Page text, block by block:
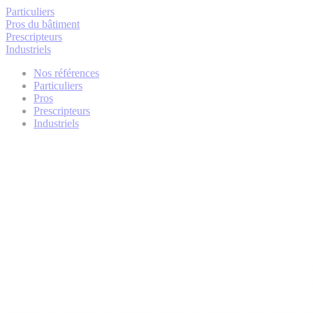
Particuliers
Pros du bâtiment
Prescripteurs
Industriels
Nos références
Particuliers
Pros
Prescripteurs
Industriels